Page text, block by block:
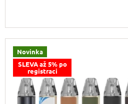
Novinka
SLEVA až 5% po
registraci